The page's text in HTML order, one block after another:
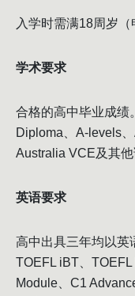
入学时需满18周岁（
学术要求
合格的高中毕业成绩
Diploma、A-levels
Australia VCE及其他
英语要求
高中出具三年均以英
TOEFL iBT、
Module、C1